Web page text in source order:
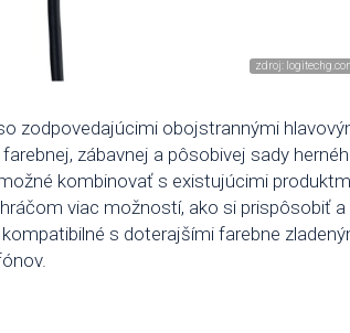
zodpovedajúcimi obojstrannými
zábavnej a pôsobivej sady
kombinovať s existujúcimi
viac možností, ako si prispôsobiť a
s doterajšími farebne